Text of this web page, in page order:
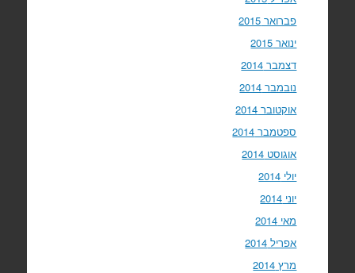
פברואר 2015
ינואר 2015
דצמבר 2014
נובמבר 2014
אוקטובר 2014
ספטמבר 2014
אוגוסט 2014
יולי 2014
יוני 2014
מאי 2014
אפריל 2014
מרץ 2014